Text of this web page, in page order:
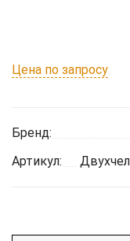
Цена по запросу
Бренд:
Артикул: